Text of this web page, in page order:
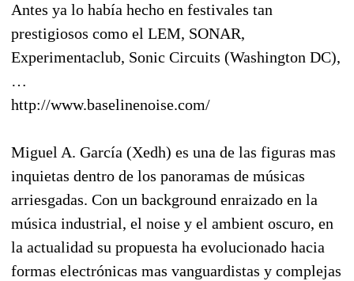
Antes ya lo había hecho en festivales tan
prestigiosos como el LEM, SONAR,
Experimentaclub, Sonic Circuits (Washington DC),
…
http://www.baselinenoise.com/
Miguel A. García (Xedh) es una de las figuras mas
inquietas dentro de los panoramas de músicas
arriesgadas. Con un background enraizado en la
música industrial, el noise y el ambient oscuro, en
la actualidad su propuesta ha evolucionado hacia
formas electrónicas mas vanguardistas y complejas